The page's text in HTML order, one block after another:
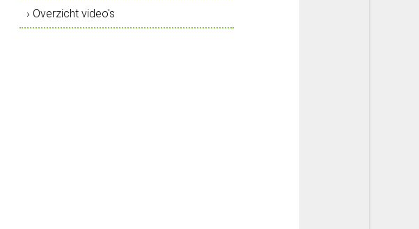
› Overzicht video's